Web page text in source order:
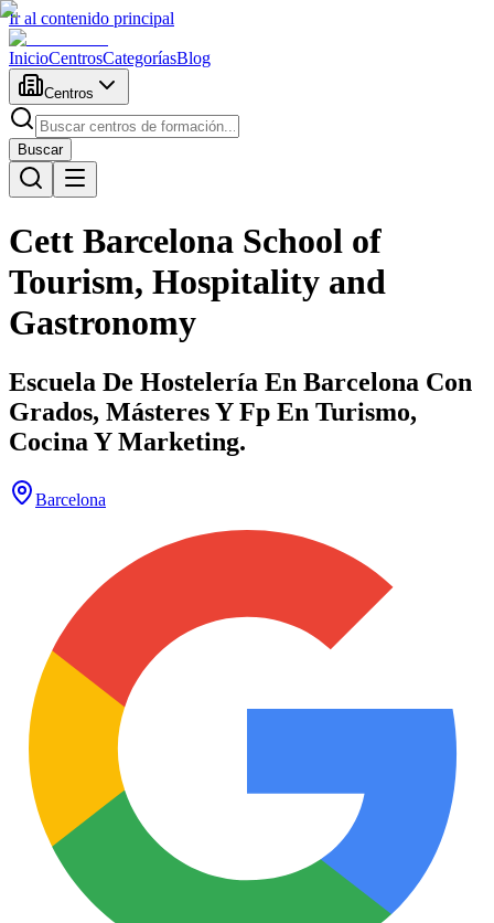
Ir al contenido principal
InicioCentrosCategoríasBlog
Centros
Buscar
Cett Barcelona School of
Tourism, Hospitality and
Gastronomy
Escuela De Hostelería En Barcelona Con
Grados, Másteres Y Fp En Turismo,
Cocina Y Marketing.
Barcelona